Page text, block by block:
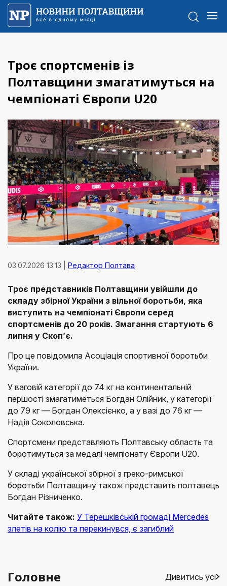
Троє спортсменів із
Полтавщини змагатимуться на
чемпіонаті Європи U20
03.07.2026 13:13 | Редактор Полтава
Троє представників Полтавщини увійшли до
складу збірної України з вільної боротьби, яка
виступить на чемпіонаті Європи серед
спортсменів до 20 років. Змагання стартують 6
липня у Скоп’є.
Про це повідомила Асоціація спортивної боротьби
України.
У ваговій категорії до 74 кг на континентальній
першості змагатиметься Богдан Олійник, у категорії
до 79 кг — Богдан Олексієнко, а у вазі до 76 кг —
Надія Соколовська.
Спортсмени представляють Полтавську область та
боротимуться за медалі чемпіонату Європи U20.
У складі української збірної з греко-римської
боротьби Полтавщину також представить полтавець
Богдан Різниченко.
Читайте також: У Терешківській громаді Mercedes
злетів на колію та перекинувся, є загиблий
Головне Дивитись усі